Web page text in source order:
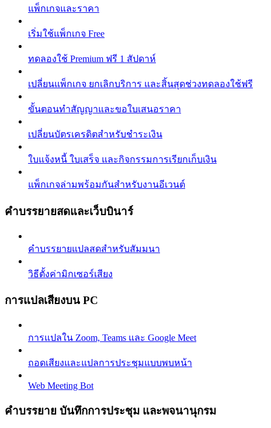
แพ็กเกจและราคา
เริ่มใช้แพ็กเกจ Free
ทดลองใช้ Premium ฟรี 1 สัปดาห์
เปลี่ยนแพ็กเกจ ยกเลิกบริการ และสิ้นสุดช่วงทดลองใช้ฟรี
ขั้นตอนทำสัญญาและขอใบเสนอราคา
เปลี่ยนบัตรเครดิตสำหรับชำระเงิน
ใบแจ้งหนี้ ใบเสร็จ และกิจกรรมการเรียกเก็บเงิน
แพ็กเกจล่ามพร้อมกันสำหรับงานอีเวนต์
คำบรรยายสดและเว็บบินาร์
คำบรรยายแปลสดสำหรับสัมมนา
วิธีตั้งค่ามิกเซอร์เสียง
การแปลเสียงบน PC
การแปลใน Zoom, Teams และ Google Meet
ถอดเสียงและแปลการประชุมแบบพบหน้า
Web Meeting Bot
คำบรรยาย บันทึกการประชุม และพจนานุกรม